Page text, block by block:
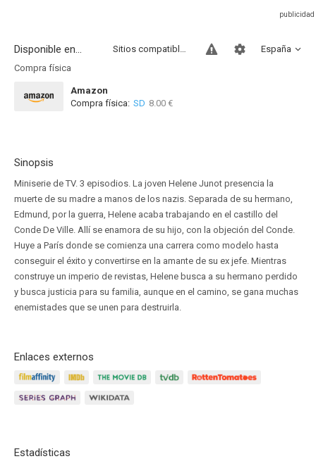
Disponible en... España
Sitios compatibles
Compra física
Amazon
Compra física: SD 8.00 €
Sinopsis
Miniserie de TV. 3 episodios. La joven Helene Junot presencia la
muerte de su madre a manos de los nazis. Separada de su hermano,
Edmund, por la guerra, Helene acaba trabajando en el castillo del
Conde De Ville. Allí se enamora de su hijo, con la objeción del Conde.
Huye a París donde se comienza una carrera como modelo hasta
conseguir el éxito y convertirse en la amante de su ex jefe. Mientras
construye un imperio de revistas, Helene busca a su hermano perdido
y busca justicia para su familia, aunque en el camino, se gana muchas
enemistades que se unen para destruirla.
Enlaces externos
Estadísticas